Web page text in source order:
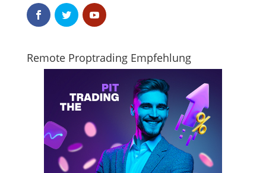
Remote Proptrading Empfehlung